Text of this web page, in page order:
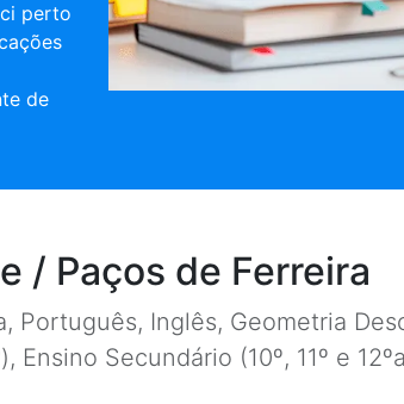
perto
de
/ Paços de Ferreira
Português, Inglês, Geometria
Ensino Secundário (10º, 11º e